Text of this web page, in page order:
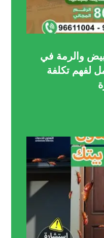
والرمة في
لفهم تكلفة